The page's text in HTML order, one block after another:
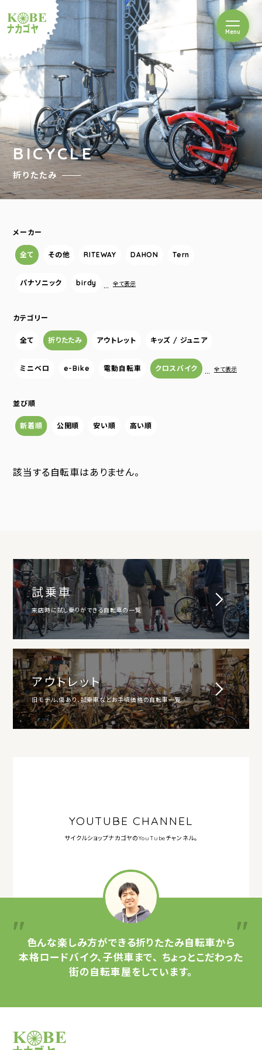
ルショップナカゴヤ
Menuを開閉
BICYCLE
折りたたみ
メーカー
全て その他 RITEWAY DAHON Tern
パナソニック birdy … 全て表示
カテゴリー
全て 折りたたみ アウトレット キッズ / ジュニア
ミニベロ e-Bike 電動自転車 クロスバイク … 全て表示
並び順
新着順 公開順 安い順 高い順
該当する自転車はありません。
試乗車
来店時に試し乗りができる自転車の一覧
アウトレット
旧モデル、傷あり、試乗車などお手頃価格の自転車一覧
YOUTUBE CHANNEL
サイクルショップナカゴヤのYouTubeチャンネル。
色んな楽しみ方ができる折りたたみ自転車から
本格ロードバイク、子供車まで、 ちょっとこだわった
街の自転車屋をしています。
サイクルショップナカゴヤ